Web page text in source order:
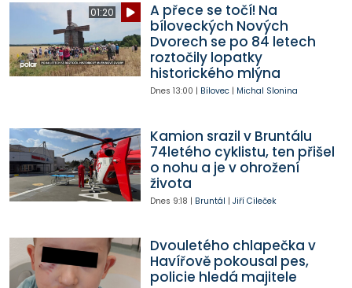
01:20
A přece se točí! Na
bíloveckých Nových
Dvorech se po 84 letech
roztočily lopatky
historického mlýna
Dnes 13:00 | Bílovec| Michal Slonina
Kamion srazil v Bruntálu
74letého cyklistu, ten přišel
o nohu a je v ohrožení
života
Dnes 9:18 | Bruntál | Jiří Cileček
Dvouletého chlapečka v
Havířově pokousal pes,
policie hledá majitele